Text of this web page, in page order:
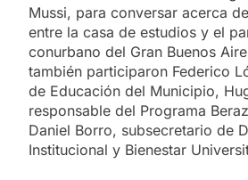
Mussi, para conversar acerca
entre la casa de estudios y el
conurbano del Gran Buenos
también participaron Federico
de Educación del Municipio,
responsable del Programa
Daniel Borro, subsecretario de
Institucional y Bienestar